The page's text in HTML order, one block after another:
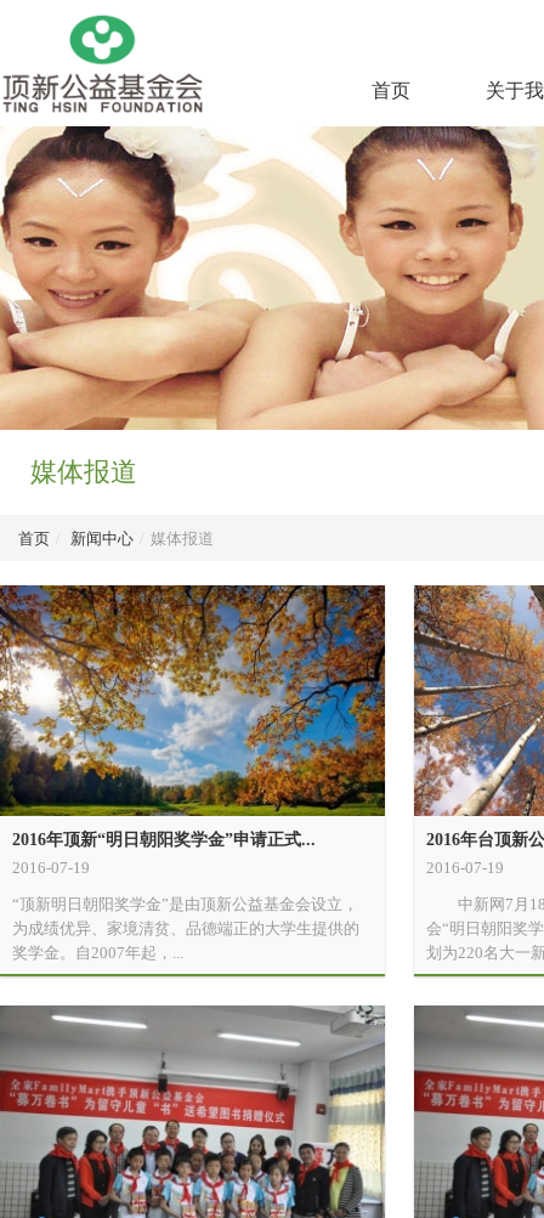
首页 关于
媒体报道
首页 / 新闻中心 / 媒体报道
2016年顶新“明日朝阳奖学金”申请正式...
2016-07-19
“顶新明日朝阳奖学金”是由顶新公益基金会设立，
为成绩优异、家境清贫、品德端正的大学生提供的
奖学金。自2007年起，...
2016年台顶新
2016-07-19
中新网7月18
会“明日朝阳奖
划为220名大一